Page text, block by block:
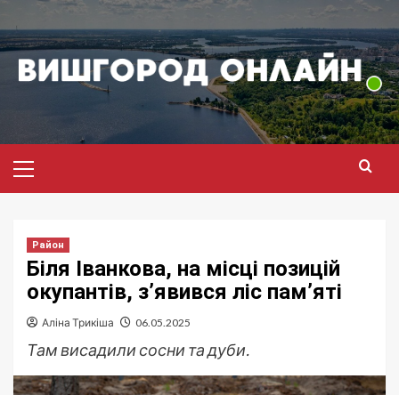
до
вмісту
меню
Район
Біля Іванкова, на місці позицій
окупантів, з’явився ліс пам’яті
Аліна Трикіша 06.05.2025
Там висадили сосни та дуби.